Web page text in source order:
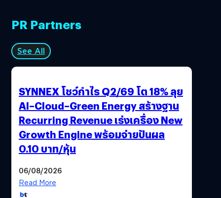
PR Partners
See All
SYNNEX โชว์กำไร Q2/69 โต 18% ลุย
AI–Cloud–Green Energy สร้างฐาน
Recurring Revenue เร่งเครื่อง New
Growth Engine พร้อมจ่ายปันผล
0.10 บาท/หุ้น
06/08/2026
Read More